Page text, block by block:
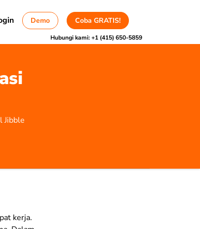
Demo Coba GRATIS!
Hubungi kami:+1 (415) 650-5859
Jibble
kerja.